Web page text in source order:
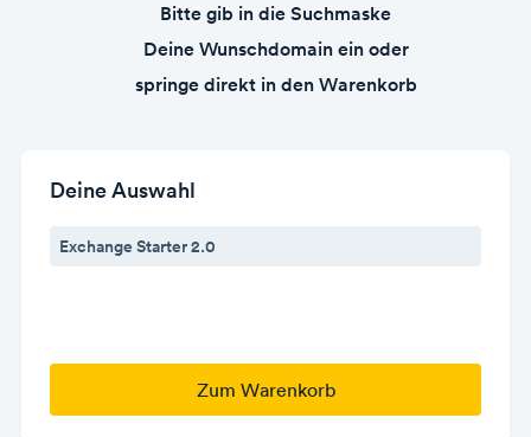
Bitte gib in die Suchmaske
Deine Wunschdomain ein oder
springe direkt in den Warenkorb
Deine Auswahl
Exchange Starter 2.0
Zum Warenkorb